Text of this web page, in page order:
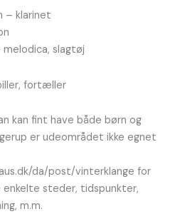
– klarinet
slagtøj
fortæller
kan fint have både børn og
er udeområdet ikke egnet
da/post/vinterklange for
steder, tidspunkter,
m.m.